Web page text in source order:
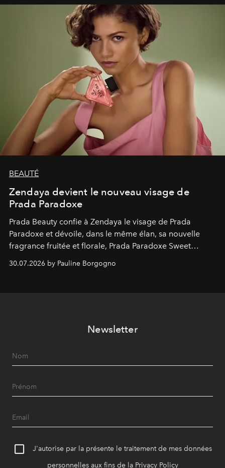
émerveillement.
BEAUTÉ
Zendaya devient le nouveau visage de
Prada Paradoxe
Prada Beauty confie à Zendaya le visage de Prada
Paradoxe et dévoile, dans le même élan, sa nouvelle
fragrance fruitée et florale, Prada Paradoxe Sweet
30.07.2026 by Pauline Borgogno
Newsletter
J'autorise par la présente le traitement de mes données
personnelles aux fins de la Privacy Policy